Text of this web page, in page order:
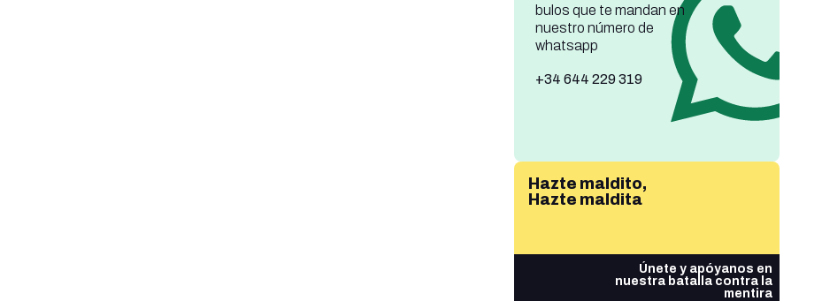
bulos que te mandan en
nuestro número de
whatsapp
+34 644 229 319
Hazte maldito,
Hazte maldita
Únete y apóyanos en
nuestra batalla contra la
mentira